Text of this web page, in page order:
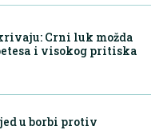
Crni luk možda
i visokog pritiska
u borbi protiv